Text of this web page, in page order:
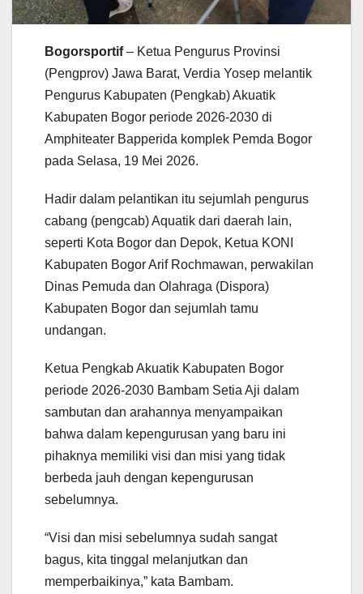
Bogorsportif– Ketua Pengurus Provinsi
(Pengprov) Jawa Barat, Verdia Yosep melantik
Pengurus Kabupaten (Pengkab) Akuatik
Kabupaten Bogor periode 2026-2030 di
Amphiteater Bapperida komplek Pemda Bogor
pada Selasa, 19 Mei 2026.
Hadir dalam pelantikan itu sejumlah pengurus
cabang (pengcab) Aquatik dari daerah lain,
seperti Kota Bogor dan Depok, Ketua KONI
Kabupaten Bogor Arif Rochmawan, perwakilan
Dinas Pemuda dan Olahraga (Dispora)
Kabupaten Bogor dan sejumlah tamu
undangan.
Ketua Pengkab Akuatik Kabupaten Bogor
periode 2026-2030 Bambam Setia Aji dalam
sambutan dan arahannya menyampaikan
bahwa dalam kepengurusan yang baru ini
pihaknya memiliki visi dan misi yang tidak
berbeda jauh dengan kepengurusan
sebelumnya.
“Visi dan misi sebelumnya sudah sangat
bagus, kita tinggal melanjutkan dan
memperbaikinya,” kata Bambam.